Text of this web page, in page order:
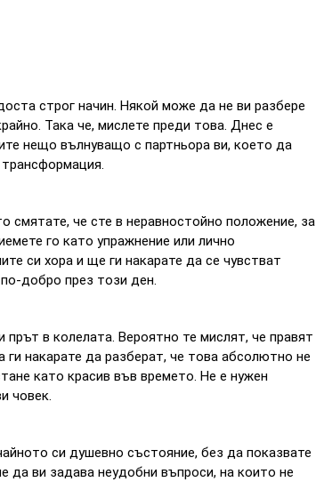
строг начин. Някой може да не ви разбере
Така че, мислете преди това. Днес е
нещо вълнуващо с партньора ви, което да
смятате, че сте в неравностойно положение, за
го като упражнение или лично
си хора и ще ги накарате да се чувстват
добро през този ден.
в колелата. Вероятно те мислят, че правят
накарате да разберат, че това абсолютно не
като красив във времето. Не е нужен
човек.
си душевно състояние, без да показвате
да ви задава неудобни въпроси, на които не